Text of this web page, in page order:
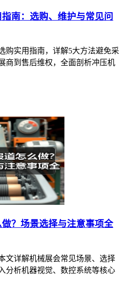
南：选购、维护与常见问
购实用指南，详解5大方法避免采
商到售后维权，全面剖析冲压机
？场景选择与注意事项全
文详解机械展会常见场景、选择
分析机器视觉、数控系统等核心